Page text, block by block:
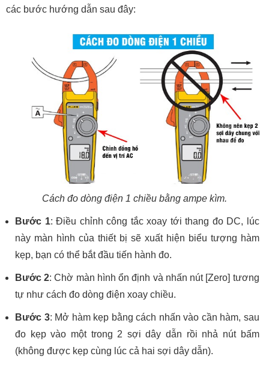
các bước hướng dẫn sau đây:
Cách đo dòng điện 1 chiều bằng ampe kìm.
Bước 1: Điều chỉnh công tắc xoay tới thang đo DC, lúc
này màn hình của thiết bị sẽ xuất hiện biểu tượng hàm
kẹp, bạn có thể bắt đầu tiến hành đo.
Bước 2: Chờ màn hình ổn định và nhấn nút [Zero] tương
tự như cách đo dòng điện xoay chiều.
Bước 3: Mở hàm kẹp bằng cách nhấn vào cần hàm, sau
đo kẹp vào một trong 2 sợi dây dẫn rồi nhả nút bấm
(không được kẹp cùng lúc cả hai sợi dây dẫn).